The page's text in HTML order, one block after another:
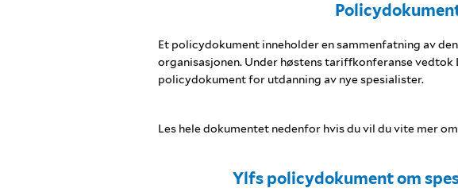
Et policydokument inneholder en sammenfatning av
organisasjonen. Under høstens tariffkonferanse vedtok
policydokument for utdanning av nye spesialister.
Les hele dokumentet nedenfor hvis du vil du vite mer
Ylfs policydokument om